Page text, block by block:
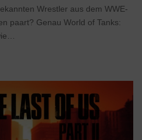
Wrestler aus dem WWE-
paart? Genau World of Tanks: